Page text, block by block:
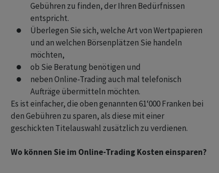
Gebühren zu finden, der Ihren Bedürfnissen
entspricht.
Überlegen Sie sich, welche Art von Wertpapieren
und an welchen Börsenplätzen Sie handeln
möchten,
ob Sie Beratung benötigen und
neben Online-Trading auch mal telefonisch
Aufträge übermitteln möchten.
Es ist einfacher, die oben genannten 61‘000 Franken bei
den Gebühren zu sparen, als diese mit einer
geschickten Titelauswahl zusätzlich zu verdienen.
Wo können Sie im Online-Trading Kosten einsparen?